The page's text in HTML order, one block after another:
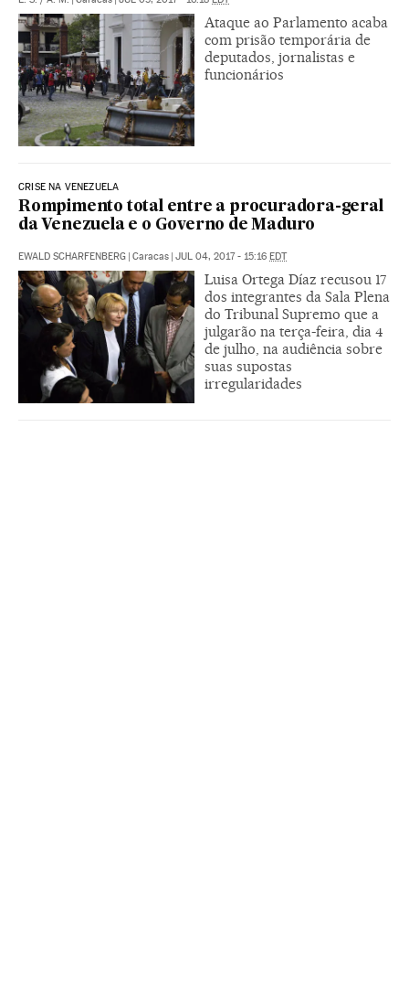
Ataque ao Parlamento acaba
com prisão temporária de
deputados, jornalistas e
funcionários
CRISE NA VENEZUELA
Rompimento total entre a procuradora-geral
da Venezuela e o Governo de Maduro
EWALD SCHARFENBERG | Caracas | JUL 04, 2017 - 15:16 EDT
Luisa Ortega Díaz recusou 17
dos integrantes da Sala Plena
do Tribunal Supremo que a
julgarão na terça-feira, dia 4
de julho, na audiência sobre
suas supostas
irregularidades